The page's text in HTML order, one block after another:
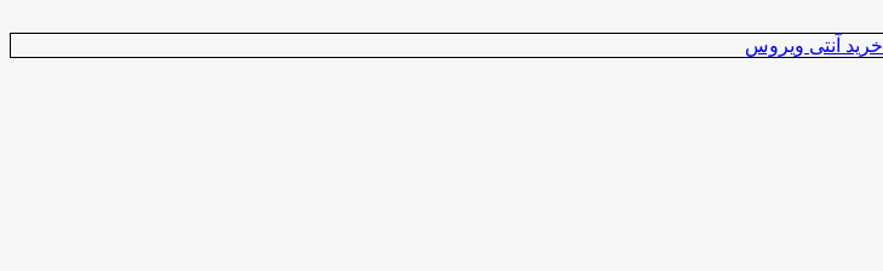
خرید آنتی ویروس